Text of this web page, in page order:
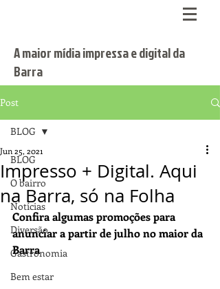
A maior mídia impressa e digital da
Barra
Post
BLOG
O bairro
Notícias
Diversão
Gastronomia
Bem estar
BLOG
Impresso + Digital. Aqui
na Barra, só na Folha
Jun 25, 2021
Confira algumas promoções para
anunciar a partir de julho no maior da
Barra